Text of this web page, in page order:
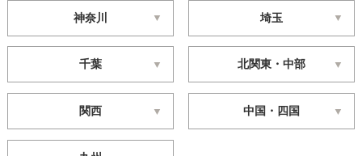
神奈川 埼玉
千葉 北関東・中部
関西 中国・四国